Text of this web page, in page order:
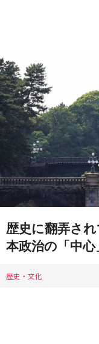
歴史に翻弄さ
本政治の「中
歴史・文化